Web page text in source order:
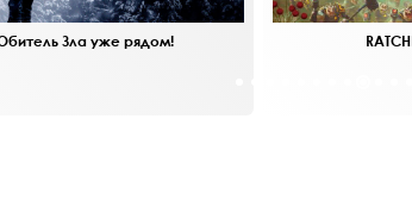
Зла уже рядом!